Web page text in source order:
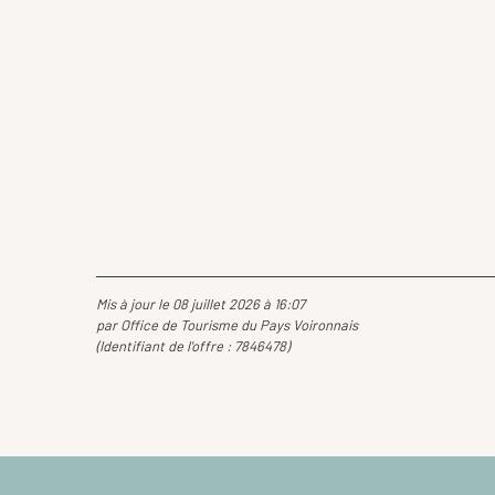
Mis à jour le 08 juillet 2026 à 16:07
par Office de Tourisme du Pays Voironnais
(Identifiant de l'offre : 7846478)